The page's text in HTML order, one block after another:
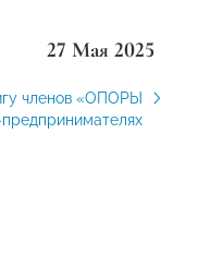
27 Мая 2025
членов «ОПОРЫ